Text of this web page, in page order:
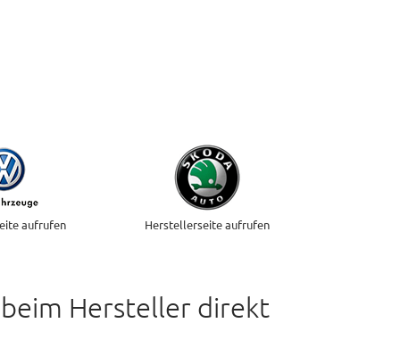
aufrufen Herstellerseite aufrufen
beim Hersteller direkt